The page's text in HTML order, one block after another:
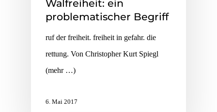
Walfreiheit: ein
problematischer Begriff
ruf der freiheit. freiheit in gefahr. die
rettung. Von Christopher Kurt Spiegl
(mehr …)
6. Mai 2017